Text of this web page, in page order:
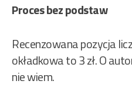
Proces bez podstaw
Recenzowana pozycja
okładkowa to 3 zł. O
nie wiem.